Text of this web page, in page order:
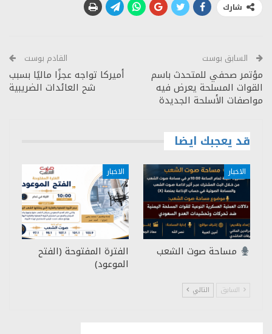
شارك
السابق بوست
مؤتمر صحفي للمتحدث باسم
القوات المسلحة يعرض فيه
مواصفات الأسلحة الجديدة
القادم بوست
أميركا تواجه عجزًا ماليًا بسبب
شح العائدات الضريبية
قد يعجبك ايضا
الاخبار
مساحة صوت الشعب
الاخبار
الفترة المفتوحة (الفتح
الموعود)
السابق التالي